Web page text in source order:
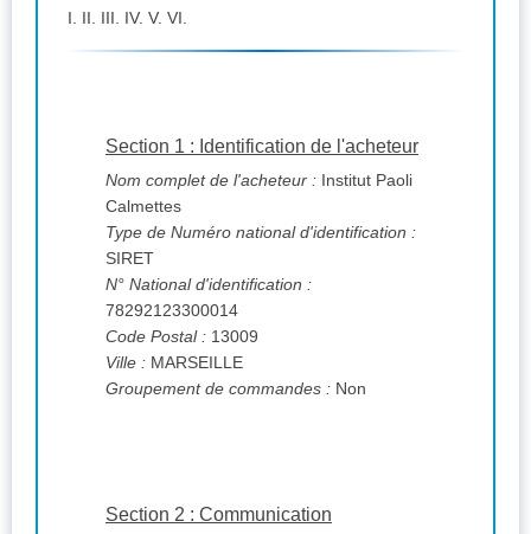
I. II. III. IV. V. VI.
Section 1 : Identification de l'acheteur
Nom complet de l'acheteur : Institut Paoli
Calmettes
Type de Numéro national d'identification :
SIRET
N° National d'identification :
78292123300014
Code Postal : 13009
Ville : MARSEILLE
Groupement de commandes : Non
Section 2 : Communication